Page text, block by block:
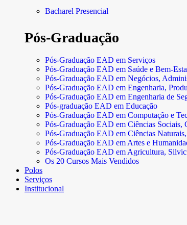
Bacharel Presencial
Pós-Graduação
Pós-Graduação EAD em Serviços
Pós-Graduação EAD em Saúde e Bem-
Pós-Graduação EAD em Negócios,
Pós-Graduação EAD em Engenharia,
Pós-Graduação EAD em Engenharia de
Pós-graduação EAD em Educação
Pós-Graduação EAD em Computação e
Pós-Graduação EAD em Ciências Sociais,
Pós-Graduação EAD em Ciências
Pós-Graduação EAD em Artes e
Pós-Graduação EAD em Agricultura,
Os 20 Cursos Mais Vendidos
Polos
Serviços
Institucional